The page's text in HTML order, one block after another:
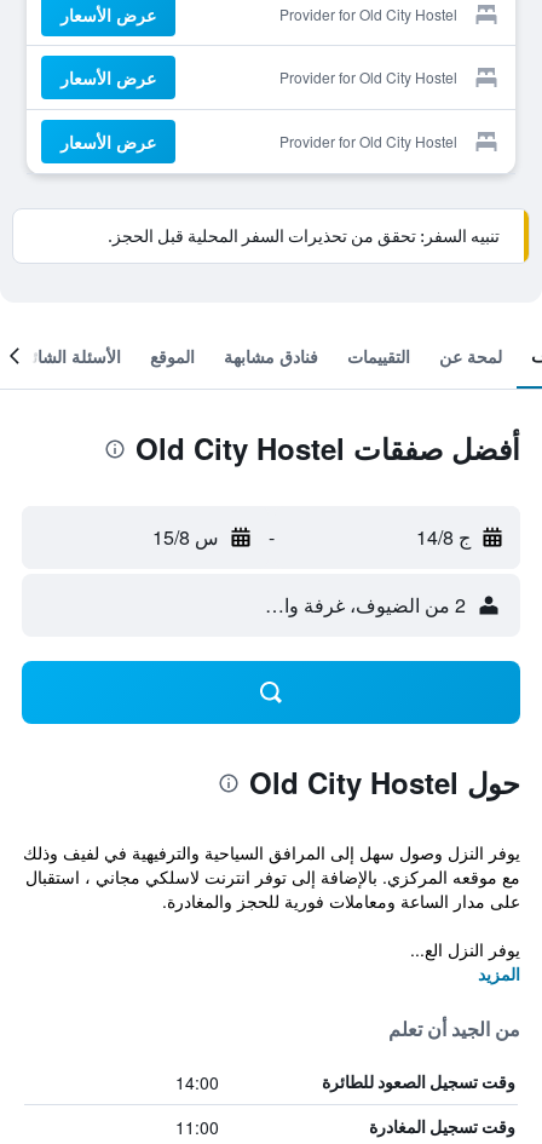
Provider for Old City Hostel عرض الأسعار
Provider for Old City Hostel عرض الأسعار
Provider for Old City Hostel عرض الأسعار
تنبيه السفر: تحقق من تحذيرات السفر المحلية قبل الحجز.
لمحة عن التقييمات فنادق مشابهة الموقع الأسئلة الشائعة
أفضل صفقات Old City Hostel
ج 14/8 - س 15/8
2 من الضيوف، غرفة واحدة
حول Old City Hostel
يوفر النزل وصول سهل إلى المرافق السياحية والترفيهية في لفيف وذلك
مع موقعه المركزي. بالإضافة إلى توفر انترنت لاسلكي مجاني ، استقبال
على مدار الساعة ومعاملات فورية للحجز والمغادرة.
يوفر النزل الع...
المزيد
من الجيد أن تعلم
وقت تسجيل الصعود للطائرة 14:00
وقت تسجيل المغادرة 11:00